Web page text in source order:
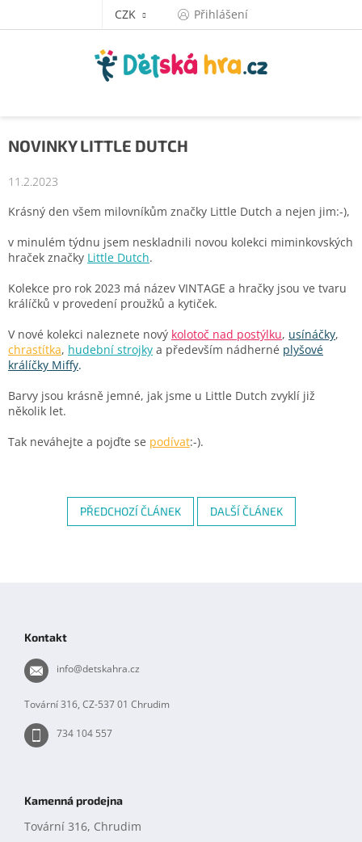
CZK Přihlášení
NOVINKY LITTLE DUTCH
11.2.2023
Krásný den všem milovníkům značky Little Dutch a nejen jim:-),
v minulém týdnu jsem neskladnili novou kolekci miminkovských
hraček značky Little Dutch.
Kolekce pro rok 2023 má název VINTAGE a hračky jsou ve tvaru
králíčků v provedení proužků a kytiček.
V nové kolekci naleznete nový kolotoč nad postýlku, usínáčky,
chrastítka, hudební strojky a především nádherné plyšové
králíčky Miffy.
Barvy jsou krásně jemné, jak jsme u Little Dutch zvyklí již
několik let.
Tak neváhejte a pojďte se podívat:-).
PŘEDCHOZÍ ČLÁNEK DALŠÍ ČLÁNEK
Kontakt
info@detskahra.cz
Tovární 316, CZ-537 01 Chrudim
734 104 557
Kamenná prodejna
Tovární 316, Chrudim